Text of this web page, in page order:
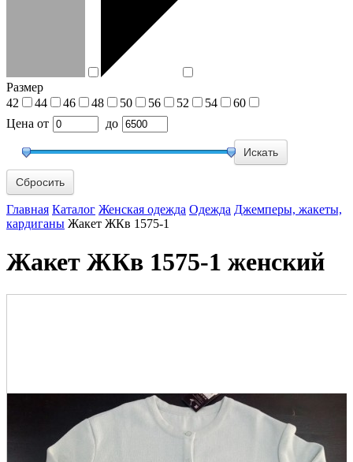
Размер
42
44 46 48 50 56 52 54
60
Цена от до
Сбросить
Главная Каталог Женская одежда Одежда Джемперы, жакеты,
кардиганы Жакет ЖКв 1575-1
Жакет ЖКв 1575-1 женский